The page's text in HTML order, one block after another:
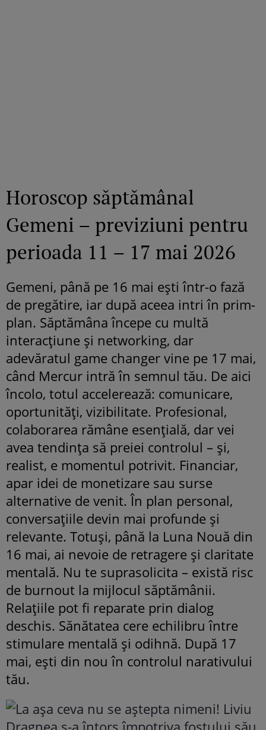
Horoscop săptămânal
Gemeni – previziuni pentru
perioada 11 – 17 mai 2026
Gemeni, până pe 16 mai ești într-o fază
de pregătire, iar după aceea intri în prim-
plan. Săptămâna începe cu multă
interacțiune și networking, dar
adevăratul game changer vine pe 17 mai,
când Mercur intră în semnul tău. De aici
încolo, totul accelerează: comunicare,
oportunități, vizibilitate. Profesional,
colaborarea rămâne esențială, dar vei
avea tendința să preiei controlul – și,
realist, e momentul potrivit. Financiar,
apar idei de monetizare sau surse
alternative de venit. În plan personal,
conversațiile devin mai profunde și
relevante. Totuși, până la Luna Nouă din
16 mai, ai nevoie de retragere și claritate
mentală. Nu te suprasolicita – există risc
de burnout la mijlocul săptămânii.
Relațiile pot fi reparate prin dialog
deschis. Sănătatea cere echilibru între
stimulare mentală și odihnă. După 17
mai, ești din nou în controlul narativului
tău.